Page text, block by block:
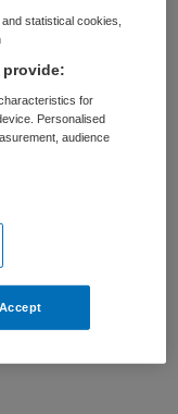
- Zuid-
Management
staan enkele
interessant
statistical cookies,
provide:
for
Personalised
audience